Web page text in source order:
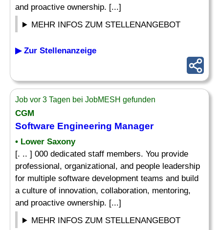
and proactive ownership. [...]
MEHR INFOS ZUM STELLENANGEBOT
▶ Zur Stellenanzeige
Job vor 3 Tagen bei JobMESH gefunden
CGM
Software Engineering Manager
• Lower Saxony
[. .. ] 000 dedicated staff members. You provide
professional, organizational, and people leadership
for multiple software development teams and build
a culture of innovation, collaboration, mentoring,
and proactive ownership. [...]
MEHR INFOS ZUM STELLENANGEBOT